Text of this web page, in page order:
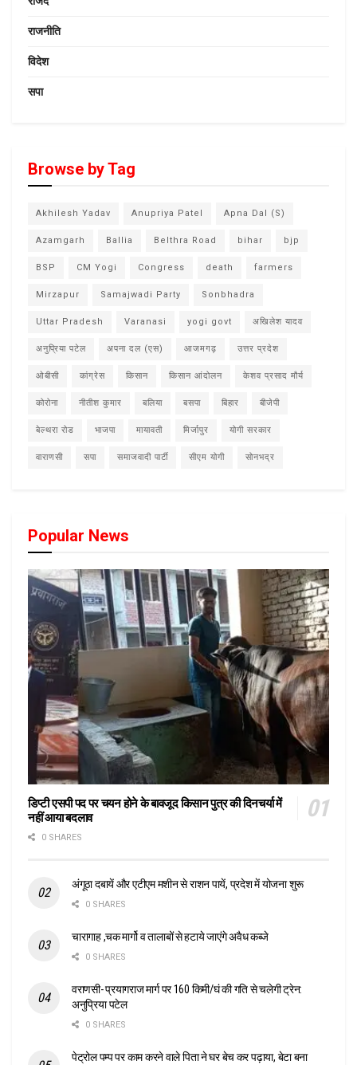
राजनीति
विदेश
सपा
Browse by Tag
Akhilesh Yadav Anupriya Patel Apna Dal (S)
Azamgarh Ballia Belthra Road bihar bjp
BSP CM Yogi Congress death farmers
Mirzapur Samajwadi Party Sonbhadra
Uttar Pradesh Varanasi yogi govt अखिलेश यादव
अनुप्रिया पटेल अपना दल (एस) आजमगढ़ उत्तर प्रदेश
ओबीसी कांग्रेस किसान किसान आंदोलन केशव प्रसाद मौर्य
कोरोना नीतीश कुमार बलिया बसपा बिहार बीजेपी
बेल्थरा रोड भाजपा मायावती मिर्जापुर योगी सरकार
वाराणसी सपा समाजवादी पार्टी सीएम योगी सोनभद्र
Popular News
डिप्टी एसपी पद पर चयन होने के बावजूद किसान पुत्र की दिनचर्या में
नहीं आया बदलाव
0 SHARES
अंगूठा दबायें और एटीएम मशीन से राशन पायें, प्रदेश में योजना शुरू
0 SHARES
चारागाह ,चक मार्गो व तालाबों से हटाये जाएंगे अवैध कब्जे
0 SHARES
वराणसी- प्रयागराज मार्ग पर 160 किमी/घं की गति से चलेगी ट्रेन:
अनुप्रिया पटेल
0 SHARES
पेट्रोल पम्प पर काम करने वाले पिता ने घर बेच कर पढ़ाया, बेटा बना